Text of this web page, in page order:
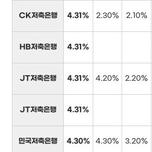
CK저축은행 4.31% 2.30% 2.10%
HB저축은행 4.31%
JT저축은행 4.31% 4.20% 2.20%
JT저축은행 4.31%
민국저축은행 4.30% 4.30% 3.20%